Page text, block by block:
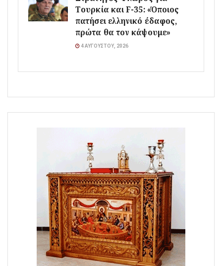
Τουρκία και F-35: «Όποιος
πατήσει ελληνικό έδαφος,
πρώτα θα τον κάψουμε»
4 ΑΥΓΟΎΣΤΟΥ, 2026